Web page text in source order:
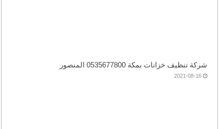
شركة تنظيف خزانات بمكة 0535677800 المنصور
2021-08-16